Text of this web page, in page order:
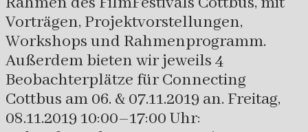
Vorträgen, Projektvorstellungen,
Workshops und Rahmenprogramm.
Außerdem bieten wir jeweils 4
Beobachterplätze für Connecting
Cottbus am 06. & 07.11.2019 an. Freitag,
08.11.2019 10:00–17:00 Uhr: